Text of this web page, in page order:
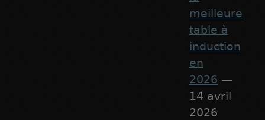
meilleure
table à
induction
en
2026 —
14 avril
2026